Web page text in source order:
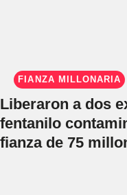
FIANZA MILLONARIA
Liberaron a dos
fentanilo
fianza de 75